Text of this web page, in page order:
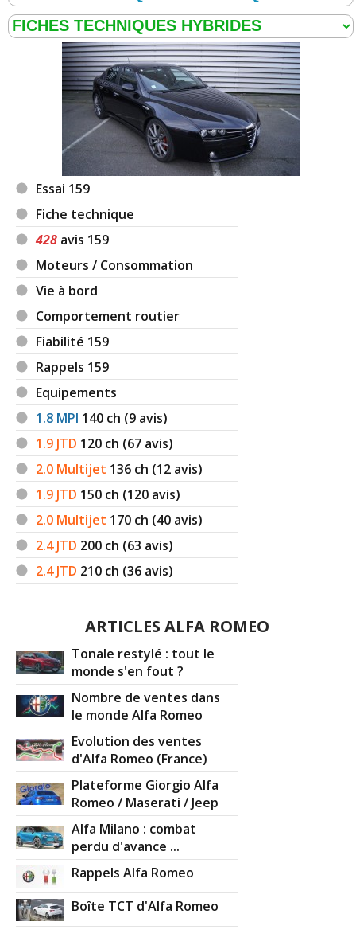
-Changé deux fois l'altérnateur, deux fois la soupape
EGR. Dès le deuxième changement, entretien annuel
personnel sans problème plutôt que de met ...Lire la
Pompe direction assistée HS - Moteur lève vitre HS -
Éclairage qui n'est pas très efficace - Débitmètre d'air HS
- Courroie distribution HS - Ca ... Lire la suite >>
EGR,triangle de suspension, durite sinon depuis qu'elle
à 70 000 km aucun problème penser à nettoyer la vanne
EGR et les conduit d'admission sinon ...
Durite de turbo inférieure qui se perce.
Vanne EGR - Boite séquentielle - Ordinateur de bord
Achetée à 94000kms chez alfa, aucuns problèmes
jusqu'à 115000kms et après ça, vanne EGR encrassée,
FAP encrassé, boitier papillon d'admission, ...
>>
Vase d'expension DA , 170e ,alternateur , 800e
Vanne egr changé, FAP qui ne se decalamine pas.
- pompe à eau à 120 000 Km (kit distribution changé à
80 000km), heureusement, la culasse 16 soupapes n'a
pas souffert! - vanne EGR échangé à 1 ...
EGR - Lève vitre si on ne s'en sert pas assez souvent,
pensez à les actionner de temps en temps, sinon le câble
prend la forme et déraille.(+)
Informations parfois erronées sur l'indication de la
Triangle de suspension(+)
Aucun soucis(+)
étrier frein grippé à 260000km
Boite de vitesse - Transmission - Cardan -
Refroidissement(+)
Vanne egr et triangles avant(+)
Casse de la poulie damper à 210000 km, qui a provoqué
un décalage de la distribution, qui a donc dû être
changée avant l'échéance prévue. Sin ...
Clim,embrayage et vanne EGR qui ne me pose plus de
Essai 159
Fiche technique
428 avis 159
Moteurs / Consommation
Vie à bord
Comportement routier
Fiabilité 159
Rappels 159
Equipements
1.8 MPI 140 ch (9 avis)
1.9 JTD 120 ch (67 avis)
2.0 Multijet 136 ch (12 avis)
1.9 JTD 150 ch (120 avis)
2.0 Multijet 170 ch (40 avis)
2.4 JTD 200 ch (63 avis)
2.4 JTD 210 ch (36 avis)
ARTICLES ALFA ROMEO
Tonale restylé : tout le
monde s'en fout ?
Nombre de ventes dans
le monde Alfa Romeo
Evolution des ventes
d'Alfa Romeo (France)
Plateforme Giorgio Alfa
Romeo / Maserati / Jeep
Alfa Milano : combat
perdu d'avance ...
Rappels Alfa Romeo
Boîte TCT d'Alfa Romeo